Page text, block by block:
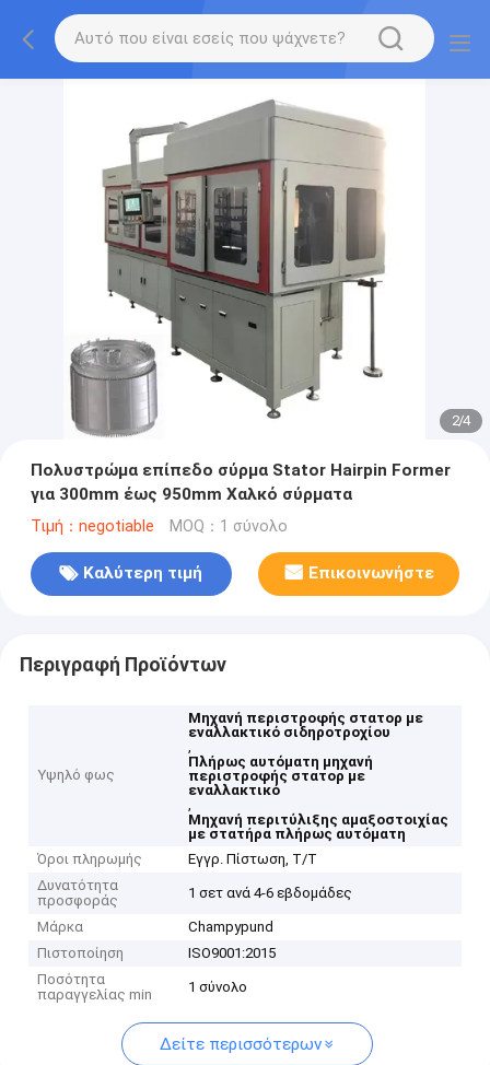
2/4
Πολυστρώμα επίπεδο σύρμα Stator Hairpin Former
για 300mm έως 950mm Χαλκό σύρματα
Τιμή：negotiable MOQ：1 σύνολο
Καλύτερη τιμή Επικοινωνήστε
Περιγραφή Προϊόντων
Υψηλό φως
Μηχανή περιστροφής στατορ με
εναλλακτικό σιδηροτροχίου
,
Πλήρως αυτόματη μηχανή
περιστροφής στατορ με
εναλλακτικό
,
Μηχανή περιτύλιξης αμαξοστοιχίας
με στατήρα πλήρως αυτόματη
Όροι πληρωμής
Εγγρ. Πίστωση, T/T
Δυνατότητα
προσφοράς
1 σετ ανά 4-6 εβδομάδες
Μάρκα
Champypund
Πιστοποίηση
ISO9001:2015
Ποσότητα
παραγγελίας min
1 σύνολο
Δείτε περισσότερων